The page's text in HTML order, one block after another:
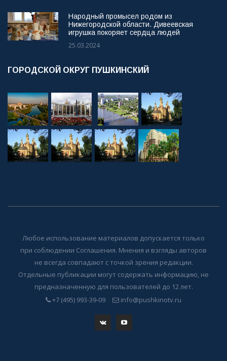
Народный промысел родом из
Нижегородской области. Дивеевская
игрушка покоряет сердца людей
25.03.2024
ГОРОДСКОЙ ОКРУГ ПУШКИНСКИЙ
Любое использование материалов допускается только
при соблюдении Соглашения. Мнения и взгляды авторов
не всегда совпадают с точкой зрения редакции.
Отдельные публикации могут содержать информацию, не
предназначенную для пользователей до 12 лет.
+7 (495) 993-39-09
info@pushkinotv.ru